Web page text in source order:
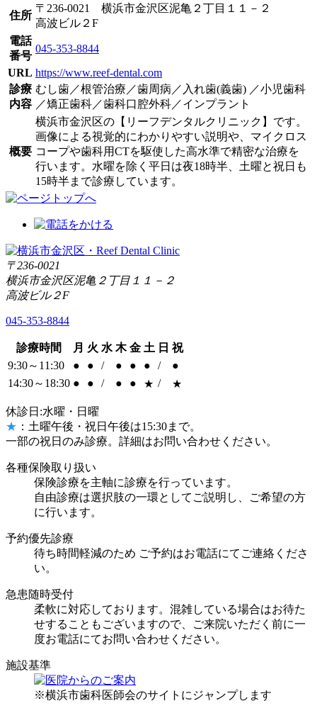
住所
〒236-0021 横浜市金沢区泥亀２丁目１１－２
高波ビル２F
電話
番号
045-353-8844
URL https://www.reef-dental.com
診療
内容
むし歯／根管治療／歯周病／入れ歯(義歯) ／小児歯科
／矯正歯科／歯科口腔外科／インプラント
概要
横浜市金沢区の【リーフデンタルクリニック】です。
画像による視覚的にわかりやすい説明や、マイクロス
コープや歯科用CTを駆使した高水準で精密な治療を
行います。水曜を除く平日は夜18時半、土曜と祝日も
15時半まで診療しています。
〒236-0021
横浜市金沢区泥亀２丁目１１－２
高波ビル２F
045-353-8844
診療時間 月 火 水 木 金 土 日 祝
9:30～11:30
● ● / ● ● ● /
●
14:30～18:30 ● ● / ● ● ★ / ★
休診日:水曜・日曜
★ ：土曜午後・祝日午後は15:30まで。
一部の祝日のみ診療。詳細はお問い合わせください。
各種保険取り扱い
保険診療を主軸に診療を行っています。
自由診療は選択肢の一環としてご説明し、ご希望の方
に行います。
予約優先診療
待ち時間軽減のため ご予約はお電話にてご連絡くださ
い。
急患随時受付
柔軟に対応しております。混雑している場合はお待た
せすることもございますので、ご来院いただく前に一
度お電話にてお問い合わせください。
施設基準
※横浜市歯科医師会のサイトにジャンプします